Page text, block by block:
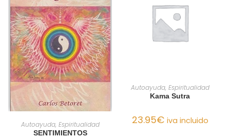
AÑADIR AL CARRITO
Autoayuda, Espiritualidad
SENTIMIENTOS
AÑADIR AL CARRITO
Autoayuda, Espiritualidad
Kama Sutra
23.95€ iva incluido